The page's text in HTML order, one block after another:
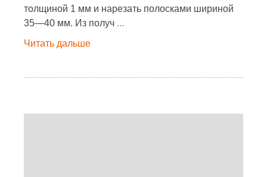
толщиной 1 мм и нарезать полосками шириной
35—40 мм. Из получ ...
Читать дальше